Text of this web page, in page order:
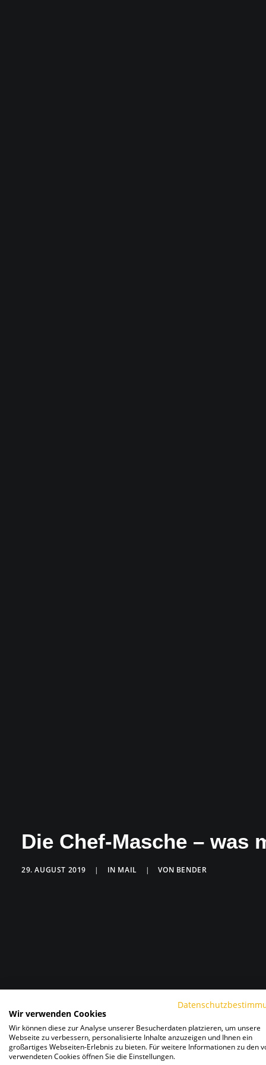
Die Chef-Masche – was
29. AUGUST 2019 | IN MAIL | VON BENDER
Wir verwenden Cookies
Wir können diese zur Analyse unserer Besucherdaten platzieren, um unsere
Webseite zu verbessern, personalisierte Inhalte anzuzeigen und Ihnen ein
großartiges Webseiten-Erlebnis zu bieten. Für weitere Informationen zu den
verwendeten Cookies öffnen Sie die Einstellungen.